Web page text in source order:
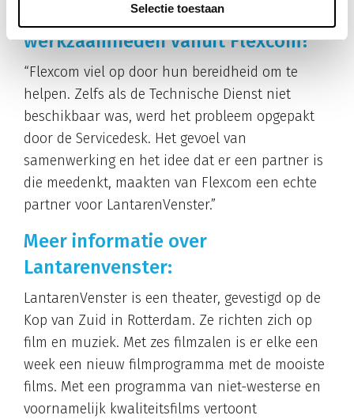
Selectie toestaan
Hoe beoordeel je de
werkzaamheden vanuit Flexcom?
“Flexcom viel op door hun bereidheid om te
helpen. Zelfs als de Technische Dienst niet
beschikbaar was, werd het probleem opgepakt
door de Servicedesk. Het gevoel van
samenwerking en het idee dat er een partner is
die meedenkt, maakten van Flexcom een echte
partner voor LantarenVenster.”
Meer informatie over
Lantarenvenster:
LantarenVenster is een theater, gevestigd op de
Kop van Zuid in Rotterdam. Ze richten zich op
film en muziek. Met zes filmzalen is er elke een
week een nieuw filmprogramma met de mooiste
films. Met een programma van niet-westerse en
voornamelijk kwaliteitsfilms vertoont